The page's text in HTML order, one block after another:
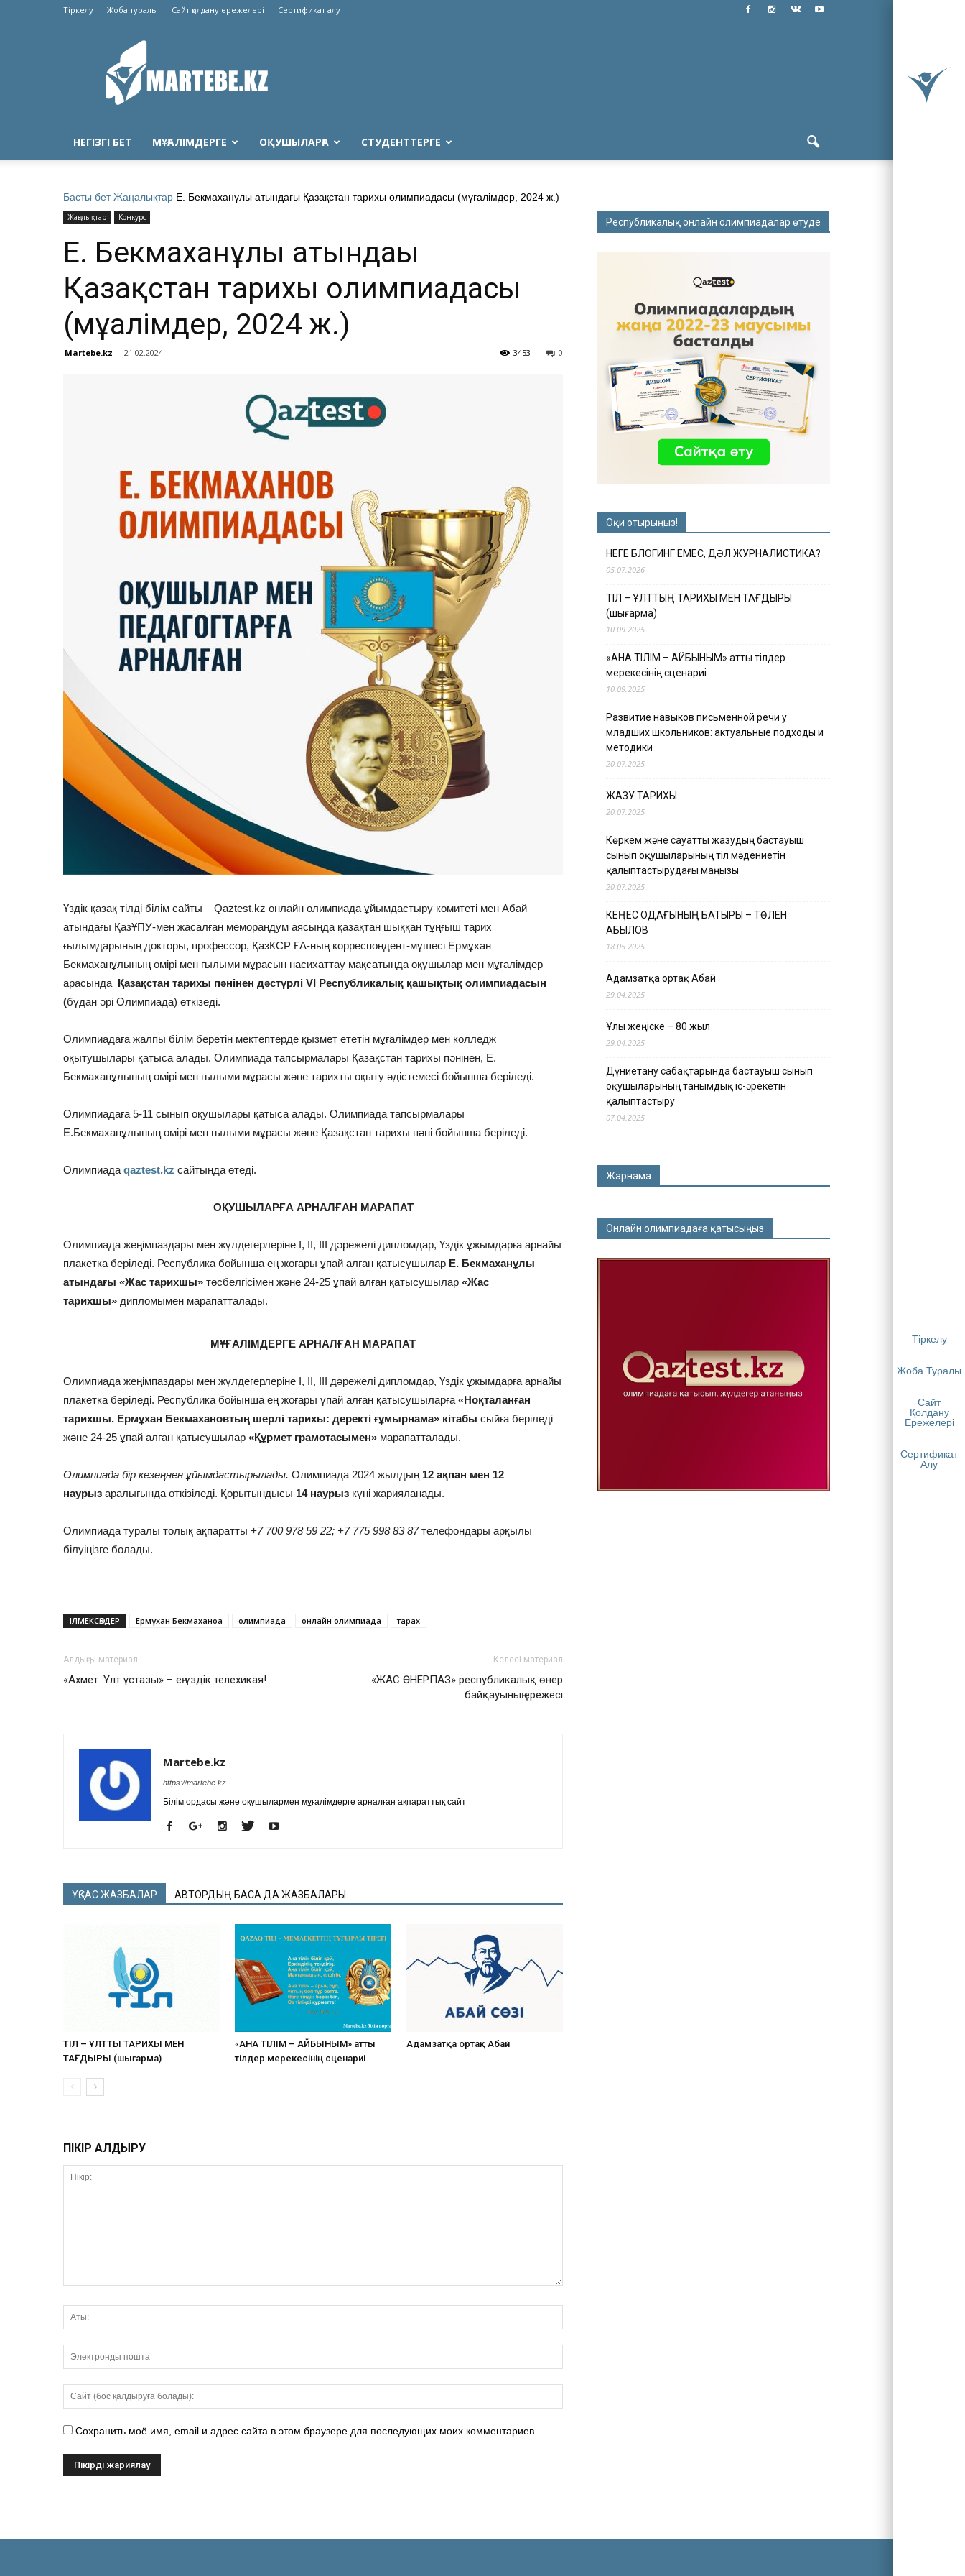
Тіркелу
Жоба Туралы
Сайт
Қолдану
Ережелері
Сертификат
Алу
Тіркелу Жоба туралы Сайт қолдану ережелері Сертификат алу
Martebe.kz
білім
сайты
НЕГІЗГІ БЕТ МҰҒАЛІМДЕРГЕ ОҚУШЫЛАРҒА СТУДЕНТТЕРГЕ
Басты бет Жаңалықтар Е. Бекмаханұлы атындағы Қазақстан тарихы олимпиадасы (мұғалімдер, 2024 ж.)
Жаңалықтар Конкурс
Е. Бекмаханұлы атындағы
Қазақстан тарихы олимпиадасы
(мұғалімдер, 2024 ж.)
Martebe.kz - 21.02.2024 0
3453
Үздік қазақ тілді білім сайты – Qaztest.kz онлайн олимпиада ұйымдастыру комитеті мен Абай
атындағы ҚазҰПУ-мен жасалған меморандум аясында қазақтан шыққан тұңғыш тарих
ғылымдарының докторы, профессор, ҚазКСР ҒА-ның корреспондент-мүшесі Ермұхан
Бекмаханұлының өмірі мен ғылыми мұрасын насихаттау мақсатында оқушылар мен мұғалімдер
арасында Қазақстан тарихы пәнінен дәстүрлі VI Республикалық қашықтық олимпиадасын
(бұдан әрі Олимпиада) өткізеді.
Олимпиадаға жалпы білім беретін мектептерде қызмет ететін мұғалімдер мен колледж
оқытушылары қатыса алады. Олимпиада тапсырмалары Қазақстан тарихы пәнінен, Е.
Бекмаханұлының өмірі мен ғылыми мұрасы және тарихты оқыту әдістемесі бойынша беріледі.
Олимпиадаға 5-11 сынып оқушылары қатыса алады. Олимпиада тапсырмалары
Е.Бекмаханұлының өмірі мен ғылыми мұрасы және Қазақстан тарихы пәні бойынша беріледі.
Олимпиада qaztest.kz сайтында өтеді.
ОҚУШЫЛАРҒА АРНАЛҒАН МАРАПАТ
Олимпиада жеңімпаздары мен жүлдегерлеріне І, ІІ, ІІІ дәрежелі дипломдар, Үздік ұжымдарға арнайы
плакетка беріледі. Республика бойынша ең жоғары ұпай алған қатысушылар Е. Бекмаханұлы
атындағы «Жас тарихшы» төсбелгісімен және 24-25 ұпай алған қатысушылар «Жас
тарихшы» дипломымен марапатталады.
МҰҒАЛІМДЕРГЕ АРНАЛҒАН МАРАПАТ
Олимпиада жеңімпаздары мен жүлдегерлеріне І, ІІ, ІІІ дәрежелі дипломдар, Үздік ұжымдарға арнайы
плакетка беріледі. Республика бойынша ең жоғары ұпай алған қатысушыларға «Ноқталанған
тарихшы. Ермұхан Бекмахановтың шерлі тарихы: деректі ғұмырнама» кітабы сыйға беріледі
және 24-25 ұпай алған қатысушылар «Құрмет грамотасымен» марапатталады.
Олимпиада бір кезеңнен ұйымдастырылады. Олимпиада 2024 жылдың 12 ақпан мен 12
наурыз аралығында өткізіледі. Қорытындысы 14 наурыз күні жарияланады.
Олимпиада туралы толық ақпаратты +7 700 978 59 22; +7 775 998 83 87телефондары арқылы
білуіңізге болады.
ІЛМЕКСӨЗДЕР Ермұхан Бекмаханоа олимпиада онлайн олимпиада тарах
Алдыңғы материал
«Ахмет. Ұлт ұстазы» – ең үздік телехикая!
Келесі материал
«ЖАС ӨНЕРПАЗ» республикалық өнер
байқауының ережесі
Martebe.kz
https://martebe.kz
Білім ордасы және оқушылармен мұғалімдерге арналған ақпараттық сайт
ҰҚСАС ЖАЗБАЛАР АВТОРДЫҢ БАСҚА ДА ЖАЗБАЛАРЫ
ТІЛ – ҰЛТТЫҢ ТАРИХЫ МЕН
ТАҒДЫРЫ (шығарма)
«АНА ТІЛІМ – АЙБЫНЫМ» атты
тілдер мерекесінің сценариі
Адамзатқа ортақ Абай
ПІКІР ҚАЛДЫРУ
Сохранить моё имя, email и адрес сайта в этом браузере для последующих моих комментариев.
Республикалық онлайн олимпиадалар өтуде
Оқи отырыңыз!
НЕГЕ БЛОГИНГ ЕМЕС, ДӘЛ ЖУРНАЛИСТИКА?
05.07.2026
ТІЛ – ҰЛТТЫҢ ТАРИХЫ МЕН ТАҒДЫРЫ
(шығарма)
10.09.2025
«АНА ТІЛІМ – АЙБЫНЫМ» атты тілдер
мерекесінің сценариі
10.09.2025
Развитие навыков письменной речи у
младших школьников: актуальные подходы и
методики
20.07.2025
ЖАЗУ ТАРИХЫ
20.07.2025
Көркем және сауатты жазудың бастауыш
сынып оқушыларының тіл мәдениетін
қалыптастырудағы маңызы
20.07.2025
КЕҢЕС ОДАҒЫНЫҢ БАТЫРЫ – ТӨЛЕН
ҚАБЫЛОВ
18.05.2025
Адамзатқа ортақ Абай
29.04.2025
Ұлы жеңіске – 80 жыл
29.04.2025
Дүниетану сабақтарында бастауыш сынып
оқушыларының танымдық іс-әрекетін
қалыптастыру
07.04.2025
Жарнама
Онлайн олимпиадаға қатысыңыз